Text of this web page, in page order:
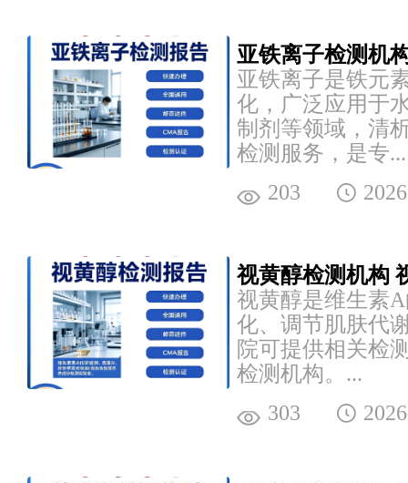
亚铁离子检测机
亚铁离子是铁元
化，广泛应用于
制剂等领域，清
检测服务，是专...
203
视黄醇检测机构
视黄醇是维生素
化、调节肌肤代
院可提供相关检
检测机构。...
303